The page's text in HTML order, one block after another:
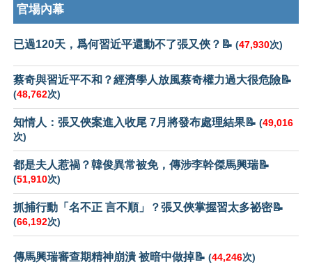
官場內幕
已過120天，爲何習近平還動不了張又俠？📝 (47,930次)
蔡奇與習近平不和？經濟學人放風蔡奇權力過大很危險📝
(48,762次)
知情人：張又俠案進入收尾 7月將發布處理結果📝 (49,016
次)
都是夫人惹禍？韓俊異常被免，傳涉李幹傑馬興瑞📝
(51,910次)
抓捕行動「名不正 言不順」？張又俠掌握習太多祕密📝
(66,192次)
傳馬興瑞審查期精神崩潰 被暗中做掉📝 (44,246次)